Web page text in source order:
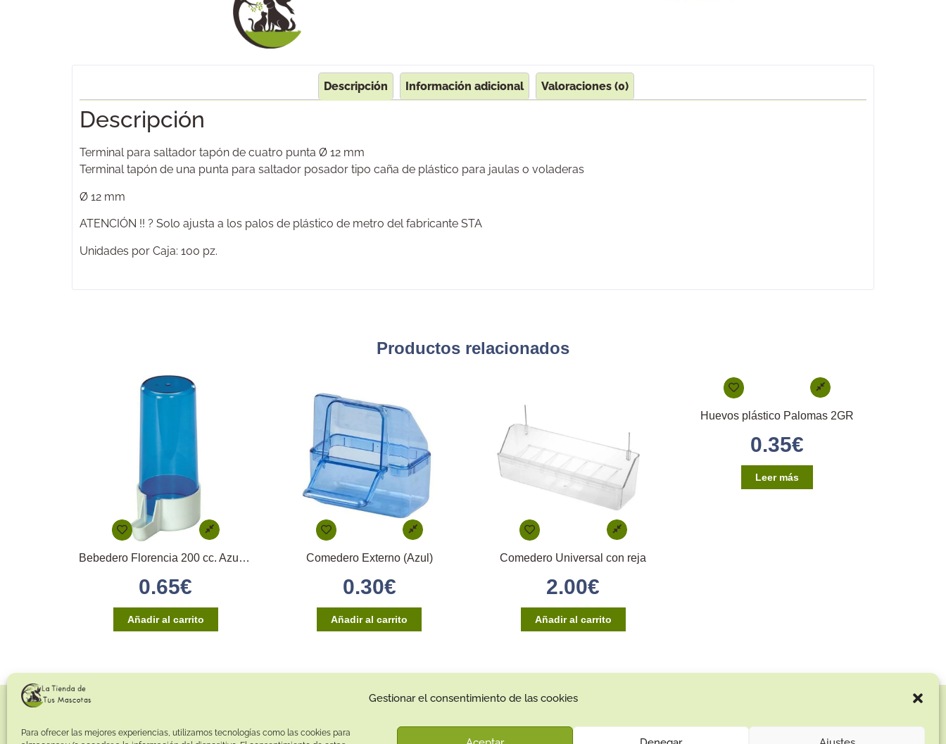
Gestionar el consentimiento de las cookies
Para ofrecer las mejores experiencias, utilizamos tecnologías como las cookies para
Descripción Información adicional Valoraciones (0)
Descripción
Terminal para saltador tapón de cuatro punta Ø 12 mm
Terminal tapón de una punta para saltador posador tipo caña de plástico para jaulas o voladeras
Ø 12 mm
ATENCIÓN !! ? Solo ajusta a los palos de plástico de metro del fabricante STA
Unidades por Caja: 100 pz.
Productos relacionados
Bebedero Florencia 200 cc. Azul 2GR
0.65€
Añadir al carrito
Comedero Externo (Azul)
0.30€
Añadir al carrito
Comedero Universal con reja
2.00€
Añadir al carrito
Huevos plástico Palomas 2GR
0.35€
Leer más
Contacto:
Aviso Legal